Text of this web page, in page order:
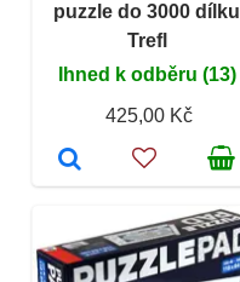
puzzle do 3000 dílku
Trefl
Ihned k odběru (13)
425,00 Kč